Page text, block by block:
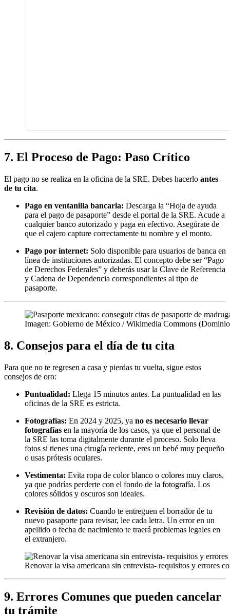
7. El Proceso de Pago: Paso Crítico
El pago no se realiza en la oficina de la SRE. Debes hacerlo antes
de tu cita.
Pago en ventanilla bancaria: Descarga la “Hoja de ayuda
para el pago de pasaporte” desde el portal de la SRE. Acude a
cualquier banco autorizado y paga en efectivo. Asegúrate de
que el cajero capture correctamente tu nombre y el monto.
Pago por internet: Solo disponible para usuarios de banca en
línea de instituciones autorizadas. El concepto debe ser “Pago
de Derechos Federales” y deberás usar la Clave de Referencia
y Cadena de Dependencia correspondientes al tipo de
pasaporte.
Imagen: Gobierno de México / Wikimedia Commons
8. Consejos para el día de tu cita
Para que no te regresen a casa y pierdas tu vuelta, sigue estos
consejos de oro:
Puntualidad: Llega 15 minutos antes. La puntualidad en las
oficinas de la SRE es estricta.
Fotografías: En 2024 y 2025, ya no es necesario llevar
fotografías en la mayoría de los casos, ya que el personal de
la SRE las toma digitalmente durante el proceso. Solo lleva
fotos si tienes una cirugía reciente, eres un bebé muy pequeño
o usas prótesis oculares.
Vestimenta: Evita ropa de color blanco o colores muy claros,
ya que podrías perderte con el fondo de la fotografía. Los
colores sólidos y oscuros son ideales.
Revisión de datos: Cuando te entreguen el borrador de tu
nuevo pasaporte para revisar, lee cada letra. Un error en un
apellido o fecha de nacimiento te traerá problemas legales en
el extranjero.
Renovar la visa americana sin entrevista- requisitos y errores
9. Errores Comunes que pueden cancelar
tu trámite